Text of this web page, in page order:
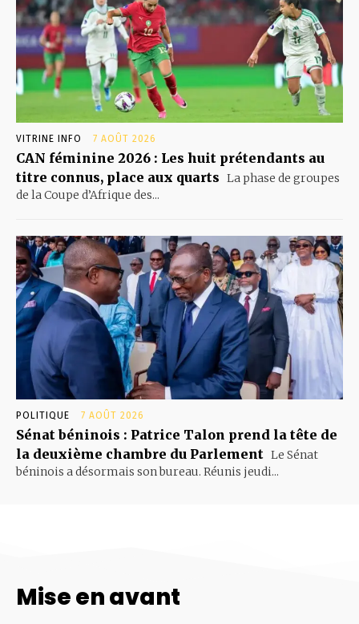
VITRINE INFO 7 AOÛT 2026
CAN féminine 2026 : Les huit prétendants au
titre connus, place aux quarts La phase de groupes
de la Coupe d’Afrique des...
POLITIQUE 7 AOÛT 2026
Sénat béninois : Patrice Talon prend la tête de
la deuxième chambre du Parlement Le Sénat
béninois a désormais son bureau. Réunis jeudi...
Mise en avant